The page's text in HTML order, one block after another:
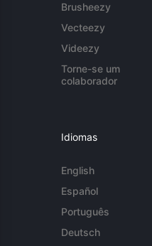
Brusheezy
Vecteezy
Videezy
Torne-se um
colaborador
Idiomas
English
Español
Português
Deutsch